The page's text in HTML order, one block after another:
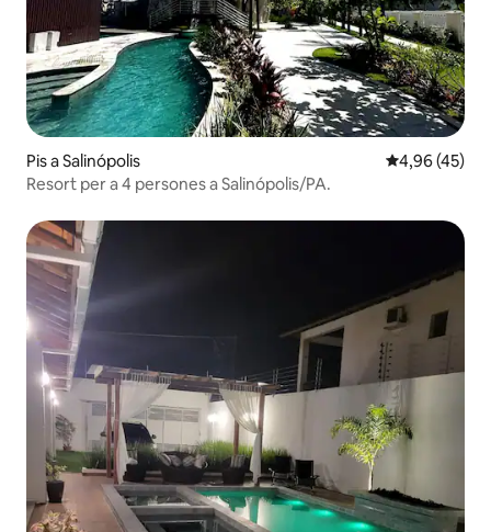
Pis a Salinópolis 4,96 de
4,96 (45)
Resort per a 4 persones a Salinópolis/PA.